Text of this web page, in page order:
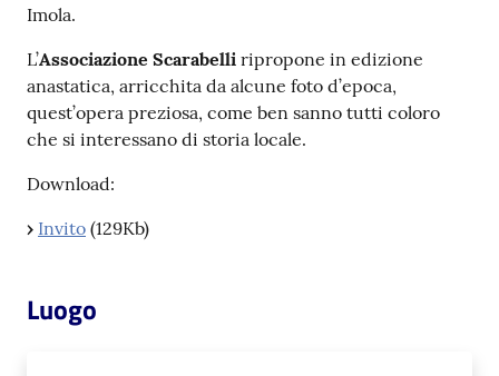
Catalogo
on line
Eventi
Chiedi al
bibliotecario
Imola.
L’Associazione Scarabelli ripropone in edizione
anastatica, arricchita da alcune foto d’epoca,
quest’opera preziosa, come ben sanno tutti coloro
che si interessano di storia locale.
Download:
› Invito (129Kb)
Luogo